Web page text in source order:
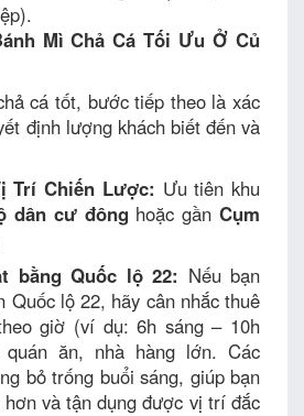
Mì Chả Cá Tối Ưu Ở Củ
cá tốt, bước tiếp theo là xác
định lượng khách biết đến và
Trí Chiến Lược: Ưu tiên khu
dân cư đông hoặc gầnCụm
bằng Quốc lộ 22: Nếu bạn
Quốc lộ 22, hãy cân nhắc thuê
giờ (ví dụ: 6h sáng – 10h
ăn, nhà hàng lớn. Các
bỏ trống buổi sáng, giúp bạn
và tận dụng được vị trí đắc